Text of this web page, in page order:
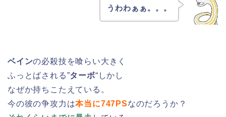
うわわぁぁ。。。
ベインの必殺技を喰らい大きく
ふっとばされる”ターボ“しかし
なぜか持ちこたえている。
今の彼の争攻力は本当に747PSなのだろうか？